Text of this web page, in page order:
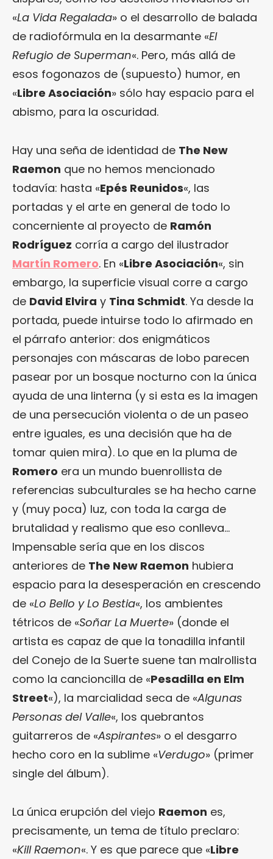
«La Vida Regalada» o el desarrollo de balada
de radiofórmula en la desarmante «El
Refugio de Superman«. Pero, más allá de
esos fogonazos de (supuesto) humor, en
«Libre Asociación» sólo hay espacio para el
abismo, para la oscuridad.
Hay una seña de identidad de The New
Raemon que no hemos mencionado
todavía: hasta «Epés Reunidos«, las
portadas y el arte en general de todo lo
concerniente al proyecto de Ramón
Rodríguez corría a cargo del ilustrador
Martín Romero. En «Libre Asociación«, sin
embargo, la superficie visual corre a cargo
de David Elvira y Tina Schmidt. Ya desde la
portada, puede intuirse todo lo afirmado en
el párrafo anterior: dos enigmáticos
personajes con máscaras de lobo parecen
pasear por un bosque nocturno con la única
ayuda de una linterna (y si esta es la imagen
de una persecución violenta o de un paseo
entre iguales, es una decisión que ha de
tomar quien mira). Lo que en la pluma de
Romero era un mundo buenrollista de
referencias subculturales se ha hecho carne
y (muy poca) luz, con toda la carga de
brutalidad y realismo que eso conlleva…
Impensable sería que en los discos
anteriores de The New Raemon hubiera
espacio para la desesperación en crescendo
de «Lo Bello y Lo Bestia«, los ambientes
tétricos de «Soñar La Muerte» (donde el
artista es capaz de que la tonadilla infantil
del Conejo de la Suerte suene tan malrollista
como la cancioncilla de «Pesadilla en Elm
Street«), la marcialidad seca de «Algunas
Personas del Valle«, los quebrantos
guitarreros de «Aspirantes» o el desgarro
hecho coro en la sublime «Verdugo» (primer
single del álbum).
La única erupción del viejo Raemon es,
precisamente, un tema de título preclaro:
«Kill Raemon«. Y es que parece que «Libre